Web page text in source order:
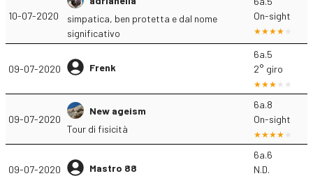
10-07-2020
simpatica, ben protetta e dal nome
significativo
On-sight
09-07-2020 Frenk
6a.5
2° giro
09-07-2020
New ageism
Tour di fisicità
6a.8
On-sight
09-07-2020 Mastro 88
6a.6
N.D.